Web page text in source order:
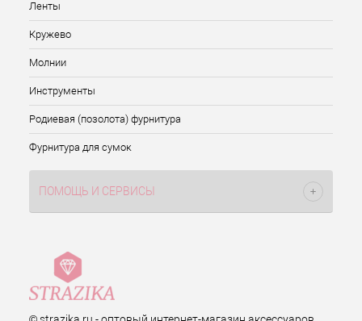
Ленты
Кружево
Молнии
Инструменты
Родиевая (позолота) фурнитура
Фурнитура для сумок
ПОМОЩЬ И СЕРВИСЫ